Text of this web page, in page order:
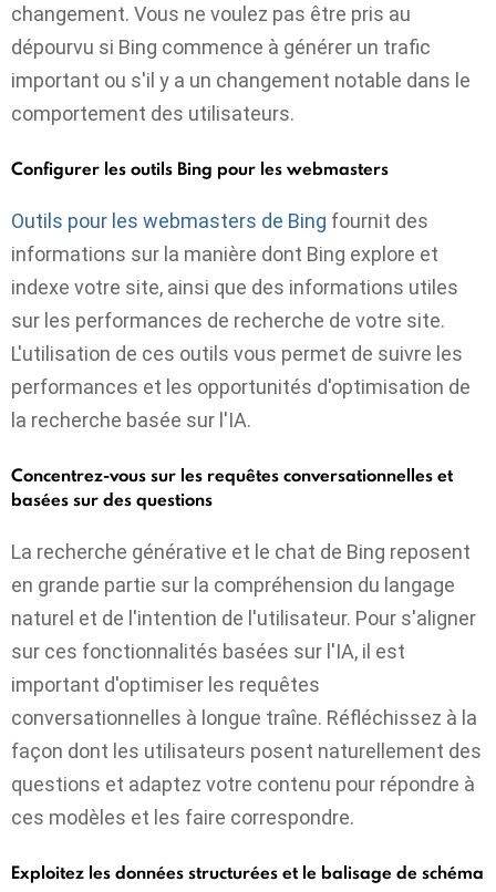
changement. Vous ne voulez pas être pris au
dépourvu si Bing commence à générer un trafic
important ou s'il y a un changement notable dans le
comportement des utilisateurs.
Configurer les outils Bing pour les webmasters
Outils pour les webmasters de Bing fournit des
informations sur la manière dont Bing explore et
indexe votre site, ainsi que des informations utiles
sur les performances de recherche de votre site.
L'utilisation de ces outils vous permet de suivre les
performances et les opportunités d'optimisation de
la recherche basée sur l'IA.
Concentrez-vous sur les requêtes conversationnelles et
basées sur des questions
La recherche générative et le chat de Bing reposent
en grande partie sur la compréhension du langage
naturel et de l'intention de l'utilisateur. Pour s'aligner
sur ces fonctionnalités basées sur l'IA, il est
important d'optimiser les requêtes
conversationnelles à longue traîne. Réfléchissez à la
façon dont les utilisateurs posent naturellement des
questions et adaptez votre contenu pour répondre à
ces modèles et les faire correspondre.
Exploitez les données structurées et le balisage de schéma